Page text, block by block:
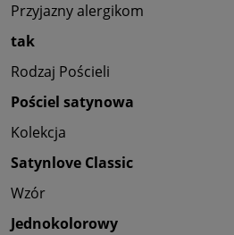
Przyjazny alergikom
tak
Rodzaj Pościeli
Pościel satynowa
Kolekcja
Satynlove Classic
Wzór
Jednokolorowy